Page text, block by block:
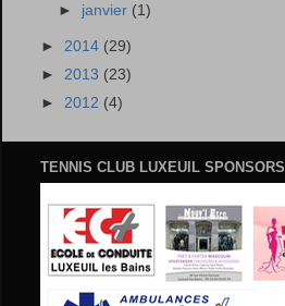
► janvier (1)
► 2014 (29)
► 2013 (23)
► 2012 (4)
TENNIS CLUB LUXEUIL SPONSORS